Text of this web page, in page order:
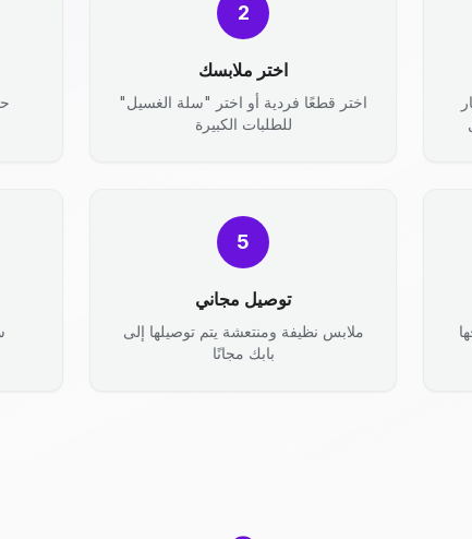
2
اختر ملابسك
اختر قطعًا فردية أو اختر "سلة الغسيل"
للطلبات الكبيرة
5
توصيل مجاني
ملابس نظيفة ومنتعشة يتم توصيلها إلى
بابك مجانًا